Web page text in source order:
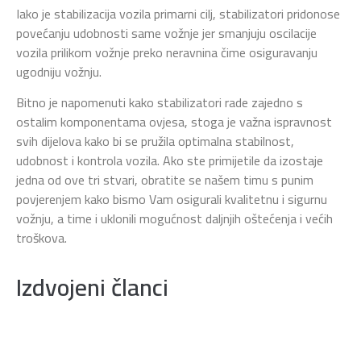
Iako je stabilizacija vozila primarni cilj, stabilizatori pridonose
povećanju udobnosti same vožnje jer smanjuju oscilacije
vozila prilikom vožnje preko neravnina čime osiguravanju
ugodniju vožnju.
Bitno je napomenuti kako stabilizatori rade zajedno s
ostalim komponentama ovjesa, stoga je važna ispravnost
svih dijelova kako bi se pružila optimalna stabilnost,
udobnost i kontrola vozila. Ako ste primijetile da izostaje
jedna od ove tri stvari, obratite se našem timu s punim
povjerenjem kako bismo Vam osigurali kvalitetnu i sigurnu
vožnju, a time i uklonili mogućnost daljnjih oštećenja i većih
troškova.
Izdvojeni članci